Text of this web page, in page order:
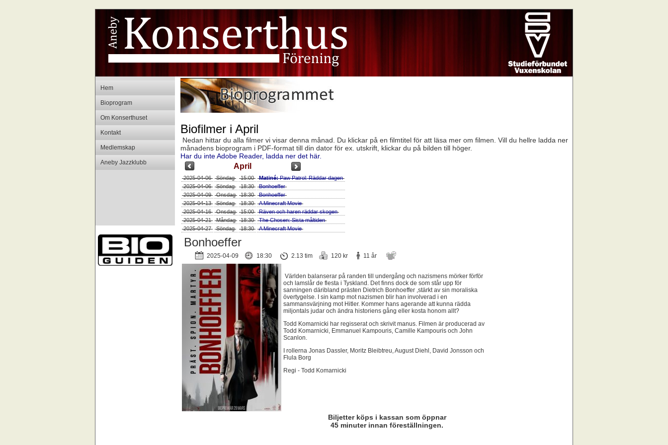
Hem
Bioprogram
Om Konserthuset
Kontakt
Medlemskap
Aneby Jazzklubb
Biofilmer i April
Nedan hittar du alla filmer vi visar denna månad. Du klickar på en filmtitel för att läsa mer om filmen. Vill du hellre ladda ner
månadens bioprogram i PDF-format till din dator för ex. utskrift, klickar du på bilden till höger.
Har du inte Adobe Reader, ladda ner det här.
April
2025-04-06 Söndag 15:00 Matiné:Paw Patrol: Räddar dagen
2025-04-06 Söndag 18:30 Bonhoeffer
2025-04-09 Onsdag 18:30 Bonhoeffer
2025-04-13 Söndag 18:30 A Minecraft Movie
2025-04-16 Onsdag 15:00 Räven och haren räddar skogen
2025-04-21 Måndag 18:30 The Chosen: Sista måltiden
2025-04-27 Söndag 18:30 A Minecraft Movie
Bonhoeffer
2025-04-09 18:30 2.13 tim 120 kr 11 år
Världen balanserar på randen till undergång och nazismens mörker förför
och lamslår de flesta i Tyskland. Det finns dock de som står upp för
sanningen däribland prästen Dietrich Bonhoeffer ,stärkt av sin moraliska
övertygelse. I sin kamp mot nazismen blir han involverad i en
sammansvärjning mot Hitler. Kommer hans agerande att kunna rädda
miljontals judar och ändra historiens gång eller kosta honom allt?
Todd Komarnicki har regisserat och skrivit manus. Filmen är producerad av
Todd Komarnicki, Emmanuel Kampouris, Camille Kampouris och John
Scanlon.
I rollerna Jonas Dassler, Moritz Bleibtreu, August Diehl, David Jonsson och
Flula Borg
Regi - Todd Komarnicki
Biljetter köps i kassan som öppnar
45 minuter innan föreställningen.